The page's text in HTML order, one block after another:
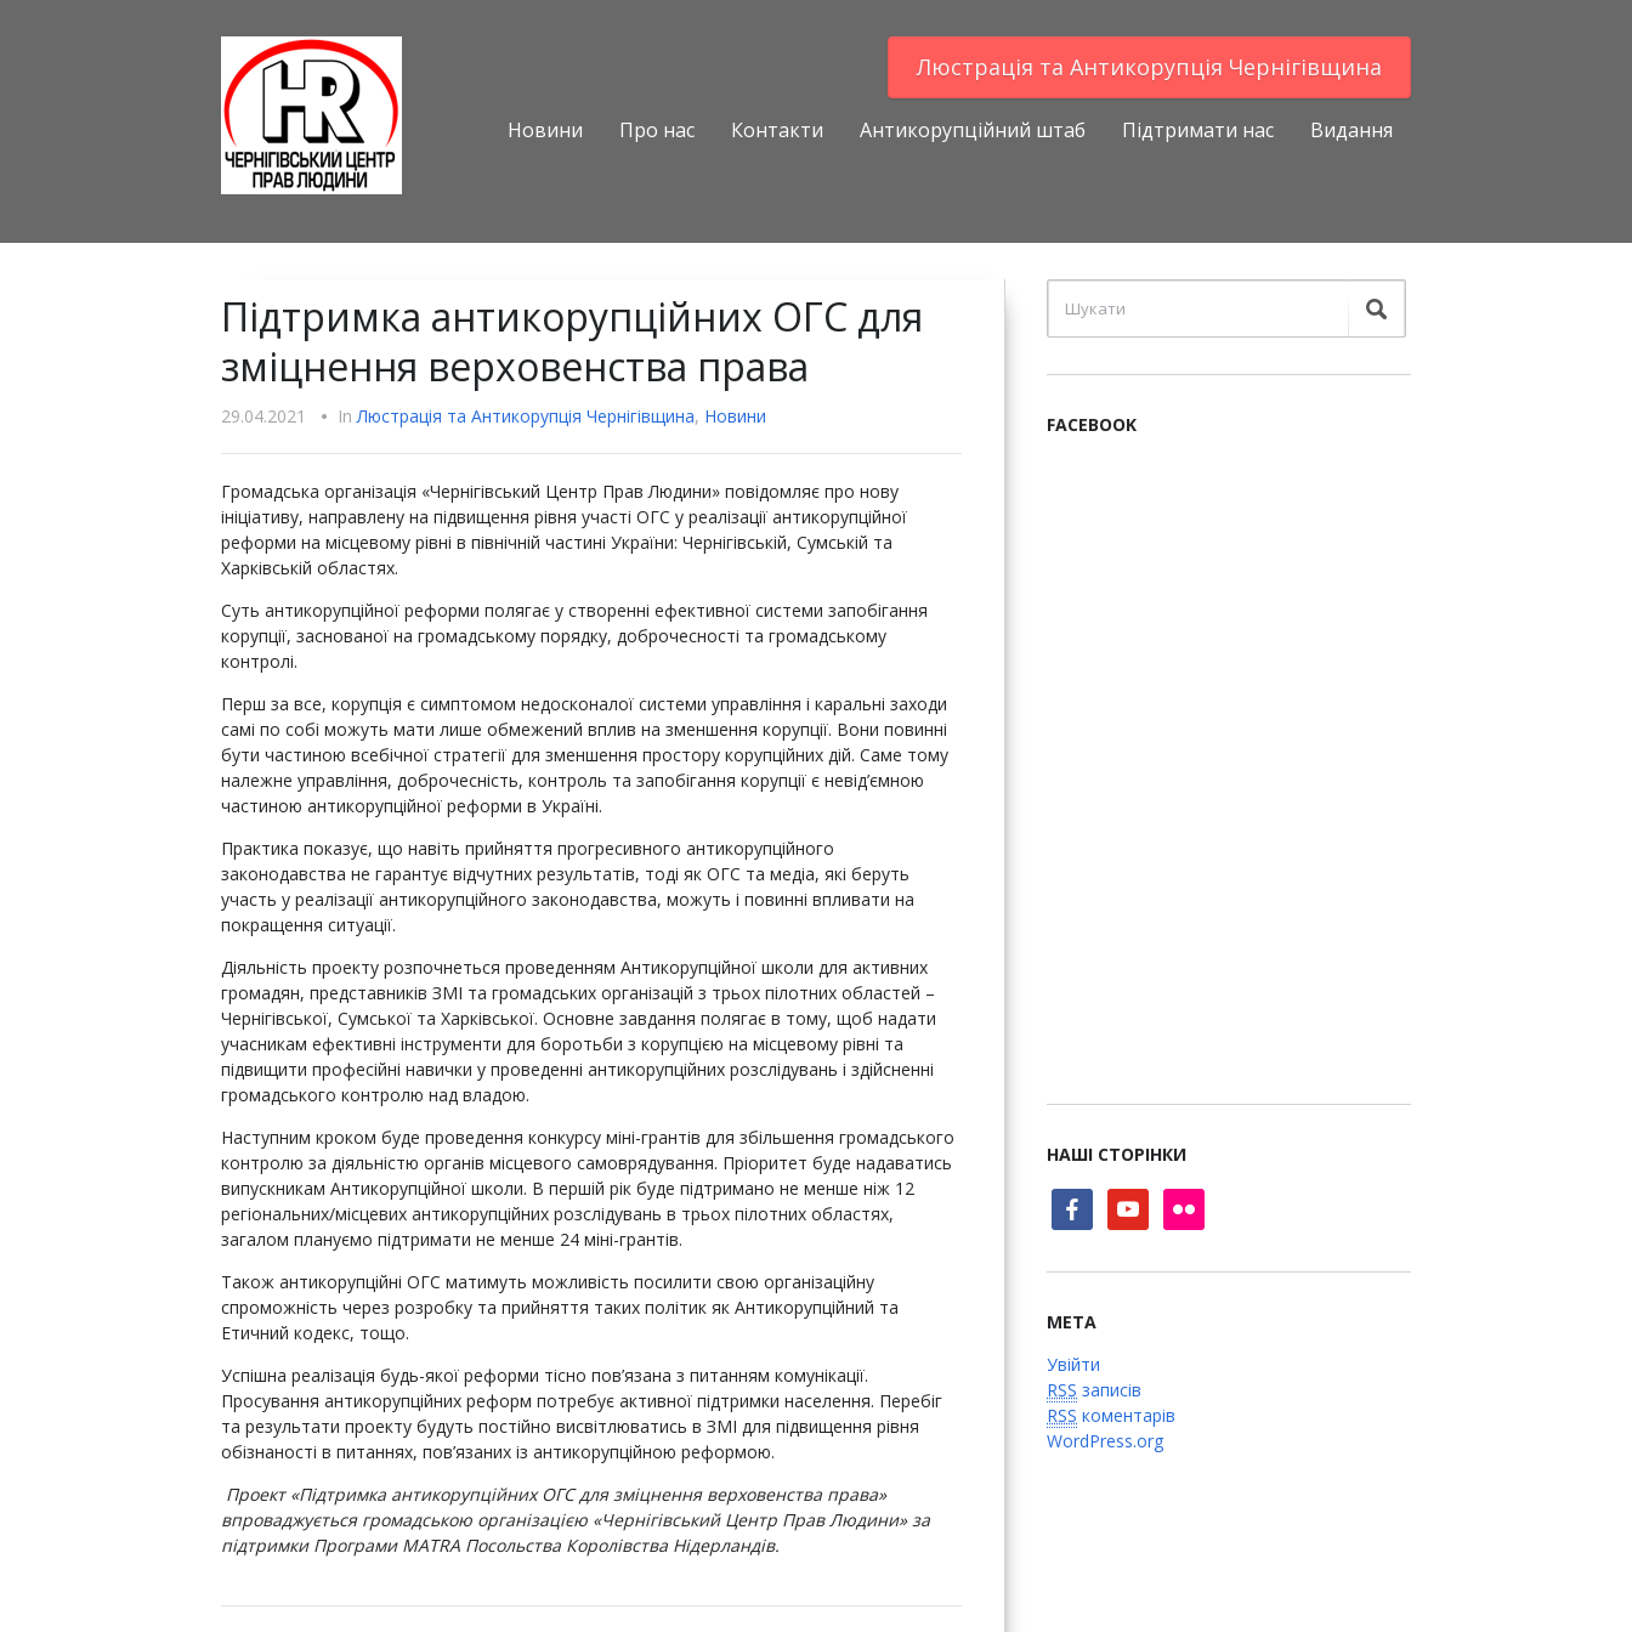
Люстрацiя та Антикорупцiя Чернігівщина
Новини Про нас Контакти Антикорупційний штаб Підтримати нас Видання
Підтримка антикорупційних ОГС для
зміцнення верховенства права
29.04.2021 • InЛюстрацiя та Антикорупцiя Чернігівщина, Новини
Громадська організація «Чернігівський Центр Прав Людини» повідомляє про нову
ініціативу, направлену на підвищення рівня участі ОГС у реалізації антикорупційної
реформи на місцевому рівні в північній частині України: Чернігівській, Сумській та
Харківській областях.
Суть антикорупційної реформи полягає у створенні ефективної системи запобігання
корупції, заснованої на громадському порядку, доброчесності та громадському
контролі.
Перш за все, корупція є симптомом недосконалої системи управління і каральні заходи
самі по собі можуть мати лише обмежений вплив на зменшення корупції. Вони повинні
бути частиною всебічної стратегії для зменшення простору корупційних дій. Саме тому
належне управління, доброчесність, контроль та запобігання корупції є невід’ємною
частиною антикорупційної реформи в Україні.
Практика показує, що навіть прийняття прогресивного антикорупційного
законодавства не гарантує відчутних результатів, тоді як ОГС та медіа, які беруть
участь у реалізації антикорупційного законодавства, можуть і повинні впливати на
покращення ситуації.
Діяльність проекту розпочнеться проведенням Антикорупційної школи для активних
громадян, представників ЗМІ та громадських організацій з трьох пілотних областей –
Чернігівської, Сумської та Харківської. Основне завдання полягає в тому, щоб надати
учасникам ефективні інструменти для боротьби з корупцією на місцевому рівні та
підвищити професійні навички у проведенні антикорупційних розслідувань і здійсненні
громадського контролю над владою.
Наступним кроком буде проведення конкурсу міні-грантів для збільшення громадського
контролю за діяльністю органів місцевого самоврядування. Пріоритет буде надаватись
випускникам Антикорупційної школи. В першій рік буде підтримано не менше ніж 12
регіональних/місцевих антикорупційних розслідувань в трьох пілотних областях,
загалом плануємо підтримати не менше 24 міні-грантів.
Також антикорупційні ОГС матимуть можливість посилити свою організаційну
спроможність через розробку та прийняття таких політик як Антикорупційний та
Етичний кодекс, тощо.
Успішна реалізація будь-якої реформи тісно пов’язана з питанням комунікації.
Просування антикорупційних реформ потребує активної підтримки населення. Перебіг
та результати проекту будуть постійно висвітлюватись в ЗМІ для підвищення рівня
обізнаності в питаннях, пов’язаних із антикорупційною реформою.
Проект «Підтримка антикорупційних ОГС для зміцнення верховенства права»
впроваджується громадською організацією «Чернігівський Центр Прав Людини» за
підтримки Програми МАТRА Посольства Королівства Нідерландів.
FACEBOOK
НАШІ СТОРІНКИ
facebookyoutube flickr
МЕТА
Увійти
RSS записів
RSS коментарів
WordPress.org